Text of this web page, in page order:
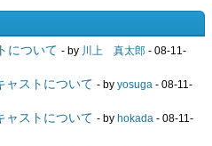
について - by 川上 真太郎 - 08-11-
ストについて - by yosuga - 08-11-
ストについて - by hokada - 08-11-